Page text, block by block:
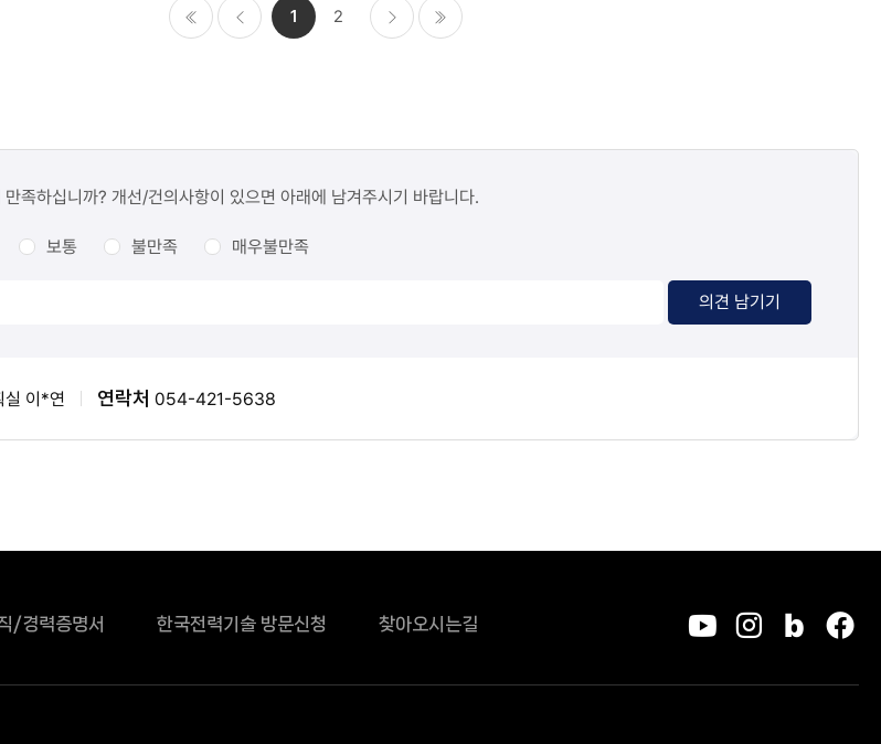
1 2
족하십니까? 개선/건의사항이 있으면 아래에 남겨주시기 바랍니다.
보통 불만족 매우불만족
의견 남기기
실 이*연 연락처 054-421-5638
/경력증명서 한국전력기술 방문신청 찾아오시는길
유튜브인스타그
블로그
페